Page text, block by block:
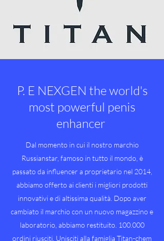
P. E NEXGEN the world's
most powerful penis
enhancer
Dal momento in cui il nostro marchio
Russianstar, famoso in tutto il mondo, è
passato da influencer a proprietario nel 2014,
abbiamo offerto ai clienti i migliori prodotti
innovativi e di altissima qualità. Dopo aver
cambiato il marchio con un nuovo magazzino e
laboratorio, abbiamo restituito. 100.000
ordini riusciti. Unisciti alla famiglia Titan-chem